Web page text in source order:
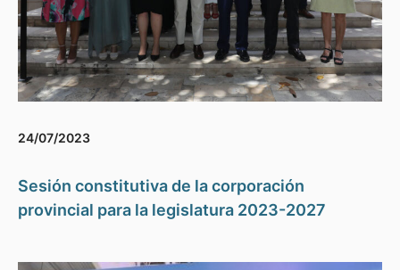
24/07/2023
Sesión constitutiva de la corporación
provincial para la legislatura 2023-2027